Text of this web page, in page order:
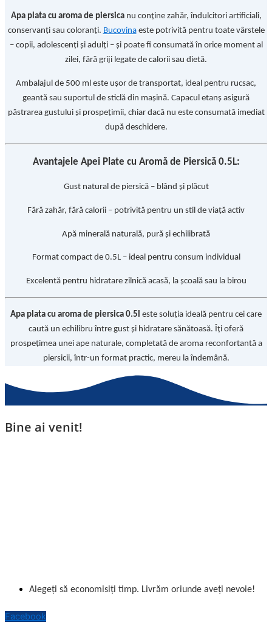
Apa plata cu aroma de piersicanu conține zahăr, îndulcitori artificiali,
conservanți sau coloranți. Bucovinaeste potrivită pentru toate vârstele
– copii, adolescenți și adulți – și poate fi consumată în orice moment al
zilei, fără griji legate de calorii sau dietă.
Ambalajul de 500 ml este ușor de transportat, ideal pentru rucsac,
geantă sau suportul de sticlă din mașină. Capacul etanș asigură
păstrarea gustului și prospețimii, chiar dacă nu este consumată imediat
după deschidere.
Avantajele Apei Plate cu Aromă de Piersică 0.5L:
Gust natural de piersică – blând și plăcut
Fără zahăr, fără calorii – potrivită pentru un stil de viață activ
Apă minerală naturală, pură și echilibrată
Format compact de 0.5L – ideal pentru consum individual
Excelentă pentru hidratare zilnică acasă, la școală sau la birou
Apa plata cu aroma de piersica 0.5l este soluția ideală pentru cei care
caută un echilibru între gust și hidratare sănătoasă. Îți oferă
prospețimea unei ape naturale, completată de aroma reconfortantă a
piersicii, într-un format practic, mereu la îndemână.
Bine ai venit!
Alegeți să economisiți timp. Livrăm oriunde aveți nevoie!
Facebook